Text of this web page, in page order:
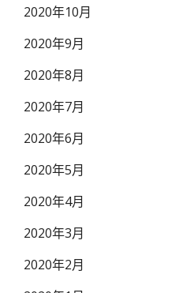
2020年10月
2020年9月
2020年8月
2020年7月
2020年6月
2020年5月
2020年4月
2020年3月
2020年2月